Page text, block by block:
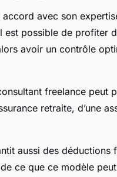
avec son
est possible de profiter
avoir un contrôle
freelance peut
retraite, d’une
aussi des déductions
ce que ce modèle